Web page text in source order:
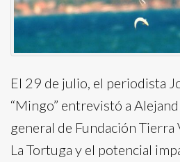
El 29 de julio, el periodista
“Mingo” entrevistó a
general de Fundación Tierra
La Tortuga y el potencial